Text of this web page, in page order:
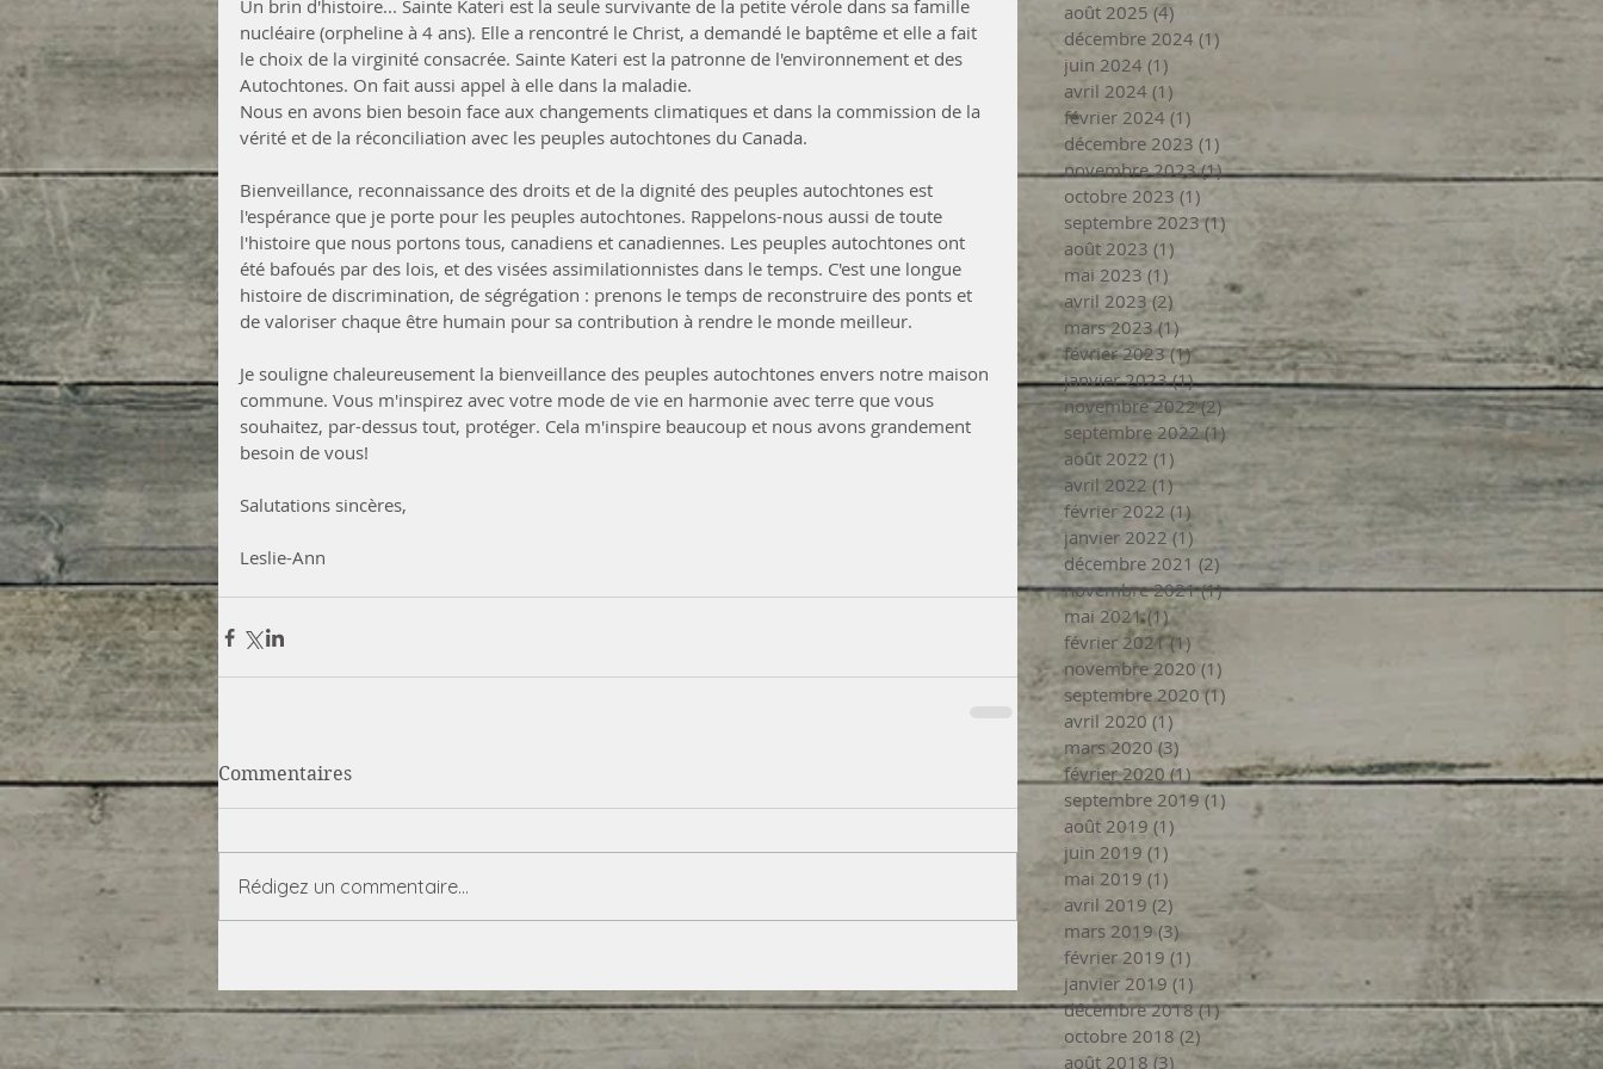
Un brin d'histoire... Sainte Kateri est la seule survivante de la petite vérole dans sa famille
nucléaire (orpheline à 4 ans). Elle a rencontré le Christ, a demandé le baptême et elle a fait
le choix de la virginité consacrée. Sainte Kateri est la patronne de l'environnement et des
Autochtones. On fait aussi appel à elle dans la maladie.
Nous en avons bien besoin face aux changements climatiques et dans la commission de la
vérité et de la réconciliation avec les peuples autochtones du Canada.
Bienveillance, reconnaissance des droits et de la dignité des peuples autochtones est
l'espérance que je porte pour les peuples autochtones. Rappelons-nous aussi de toute
l'histoire que nous portons tous, canadiens et canadiennes. Les peuples autochtones ont
été bafoués par des lois, et des visées assimilationnistes dans le temps. C'est une longue
histoire de discrimination, de ségrégation : prenons le temps de reconstruire des ponts et
de valoriser chaque être humain pour sa contribution à rendre le monde meilleur.
Je souligne chaleureusement la bienveillance des peuples autochtones envers notre maison
commune. Vous m'inspirez avec votre mode de vie en harmonie avec terre que vous
souhaitez, par-dessus tout, protéger. Cela m'inspire beaucoup et nous avons grandement
besoin de vous!
Salutations sincères,
Leslie-Ann
Commentaires
Rédigez un commentaire...
août 2025 (4)
décembre 2024 (1)
juin 2024 (1)
avril 2024 (1)
février 2024 (1)
décembre 2023 (1) 1 post
novembre 2023 (1)1 post
octobre 2023 (1) 1 post
septembre 2023 (1) 1 post
août 2023 (1)
mai 2023 (1) 1 post
avril 2023 (2) 2 posts
mars 2023 (1)1 post
février 2023 (1)1 post
janvier 2023 (1)1 post
novembre 2022 (2)2 posts
septembre 2022 (1)1 post
août 2022 (1)
avril 2022 (1)1 post
février 2022 (1)1 post
janvier 2022 (1)
décembre 2021 (2) 2 posts
novembre 2021 (1)1 post
mai 2021 (1)1 post
février 2021 (1) 1 post
novembre 2020 (1)
septembre 2020 (1)
avril 2020 (1)1 post
mars 2020 (3)
février 2020 (1)1 post
septembre 2019 (1) 1 post
août 2019 (1)
juin 2019 (1) 1 post
mai 2019 (1)
avril 2019 (2)
mars 2019 (3)3 posts
février 2019 (1)
janvier 2019 (1) 1 post
décembre 2018 (1)1 post
octobre 2018 (2) 2 posts
août 2018 (3) 3 posts